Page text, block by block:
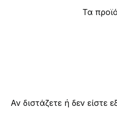
Τα
Αν διστάζετε ή δεν